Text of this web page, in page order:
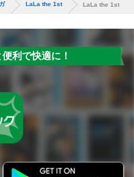
LaLa the 1st LaLa the 1st
利で快適に！